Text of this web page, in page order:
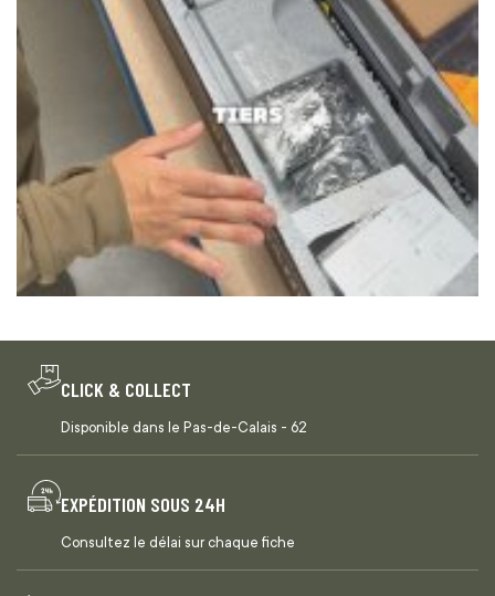
CLICK & COLLECT
Disponible dans le Pas-de-Calais - 62
EXPÉDITION SOUS 24H
Consultez le délai sur chaque fiche